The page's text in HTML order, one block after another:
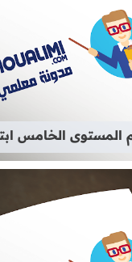
قراءة المزيد
المستوى الخامس